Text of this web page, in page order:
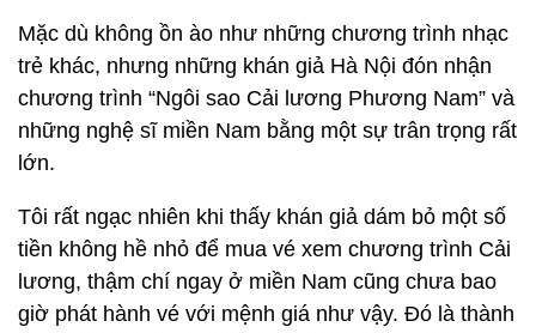
Mặc dù không ồn ào như những chương trình nhạc
trẻ khác, nhưng những khán giả Hà Nội đón nhận
chương trình “Ngôi sao Cải lương Phương Nam” và
những nghệ sĩ miền Nam bằng một sự trân trọng rất
lớn.
Tôi rất ngạc nhiên khi thấy khán giả dám bỏ một số
tiền không hề nhỏ để mua vé xem chương trình Cải
lương, thậm chí ngay ở miền Nam cũng chưa bao
giờ phát hành vé với mệnh giá như vậy. Đó là thành